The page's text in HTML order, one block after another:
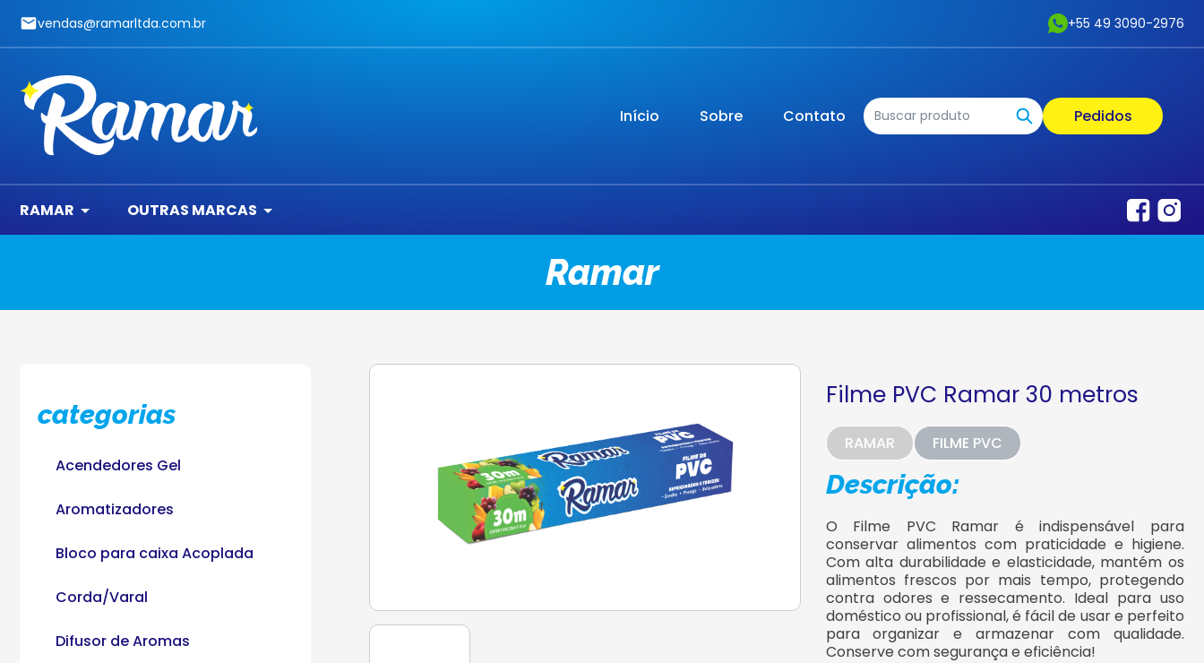
vendas@ramarltda.com.br +55 49 3090-2976
Início Sobre Contato Pedidos
RAMAR OUTRAS MARCAS
Ramar
categorias
Acendedores Gel
Aromatizadores
Bloco para caixa Acoplada
Corda/Varal
Difusor de Aromas
Filme PVC Ramar 30 metros
RAMAR FILME PVC
Descrição:
O Filme PVC Ramar é indispensável para
conservar alimentos com praticidade e higiene.
Com alta durabilidade e elasticidade, mantém os
alimentos frescos por mais tempo, protegendo
contra odores e ressecamento. Ideal para uso
doméstico ou profissional, é fácil de usar e perfeito
para organizar e armazenar com qualidade.
Conserve com segurança e eficiência!